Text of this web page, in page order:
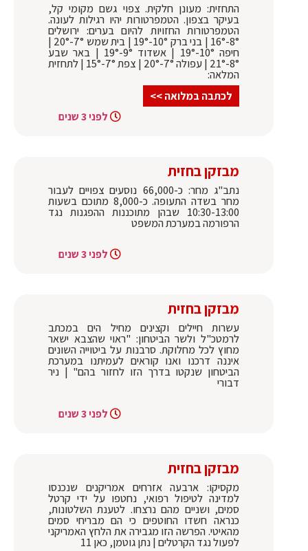
התחזית: מעונן חלקית. צפוי גשם מקומי קל,
בעיקר בצפון. הטמפרטורות יהיו רגילות לעונה.
הטמפרטורות החזויות להיום בערים: ירושלים
8°-16° | בני ברק 10°-19° | בית שמש 7°-20° |
חיפה 10°-19° | אשדוד 9°-19° | באר שבע
8°-21° | עפולה 7°-20° | צפת 7°-15° | לתחזית
המלאה:
לכתבה במלואה >>
לפני 3 שנים
מבזקן בחזית
נתב"ג מחר: כ-66,000 נוסעים צפויים לעבור
מחר בשדה התעופה. כ-8,000 מתוכם בשעות
10:30-13:00 שבהן מתוכננות ההפגנות נגד
הרפורמה במערכת המשפט
לפני 3 שנים
מבזקן בחזית
עשרות חיילים וקצינים מחיל הים במכתב
לרמטכ"ל ולשר הביטחון: "ראוי שהצבא ישאר
מחוץ לכל מחלוקת. סרבנות על ביטוייה השונים
איננה דרכנו ואנו קוראים לעמיתנו במערכת
הביטחון שנקטו בדרך הזו לחזור בהם" | ניר
דבורי
לפני 3 שנים
מבזקן בחזית
מקסיקו: ארבעה אזרחים אמריקנים שנכנסו
למדינה לטיפול רפואי, נחטפו על ידי קרטל
סמים, ושניים מהם נרצחו. לטענת השלטונות,
כנראה חשדו החוטפים כי הם מבריחי סמים
מהאיטי. הפרשה הזו מגבירה את הלחץ האמריקני
לפעול נגד הקרטלים | נתן גוטמן, כאן 11